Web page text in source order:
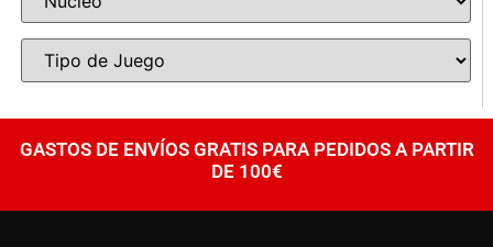
GASTOS DE ENVÍOS GRATIS PARA PEDIDOS A PARTIR
DE 100€